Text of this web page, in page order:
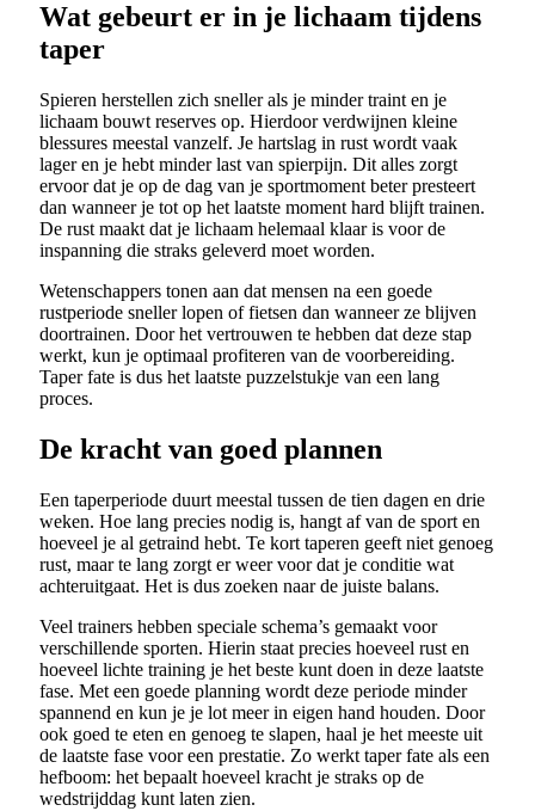
Wat gebeurt er in je lichaam tijdens
taper
Spieren herstellen zich sneller als je minder traint en je
lichaam bouwt reserves op. Hierdoor verdwijnen kleine
blessures meestal vanzelf. Je hartslag in rust wordt vaak
lager en je hebt minder last van spierpijn. Dit alles zorgt
ervoor dat je op de dag van je sportmoment beter presteert
dan wanneer je tot op het laatste moment hard blijft trainen.
De rust maakt dat je lichaam helemaal klaar is voor de
inspanning die straks geleverd moet worden.
Wetenschappers tonen aan dat mensen na een goede
rustperiode sneller lopen of fietsen dan wanneer ze blijven
doortrainen. Door het vertrouwen te hebben dat deze stap
werkt, kun je optimaal profiteren van de voorbereiding.
Taper fate is dus het laatste puzzelstukje van een lang
proces.
De kracht van goed plannen
Een taperperiode duurt meestal tussen de tien dagen en drie
weken. Hoe lang precies nodig is, hangt af van de sport en
hoeveel je al getraind hebt. Te kort taperen geeft niet genoeg
rust, maar te lang zorgt er weer voor dat je conditie wat
achteruitgaat. Het is dus zoeken naar de juiste balans.
Veel trainers hebben speciale schema’s gemaakt voor
verschillende sporten. Hierin staat precies hoeveel rust en
hoeveel lichte training je het beste kunt doen in deze laatste
fase. Met een goede planning wordt deze periode minder
spannend en kun je je lot meer in eigen hand houden. Door
ook goed te eten en genoeg te slapen, haal je het meeste uit
de laatste fase voor een prestatie. Zo werkt taper fate als een
hefboom: het bepaalt hoeveel kracht je straks op de
wedstrijddag kunt laten zien.